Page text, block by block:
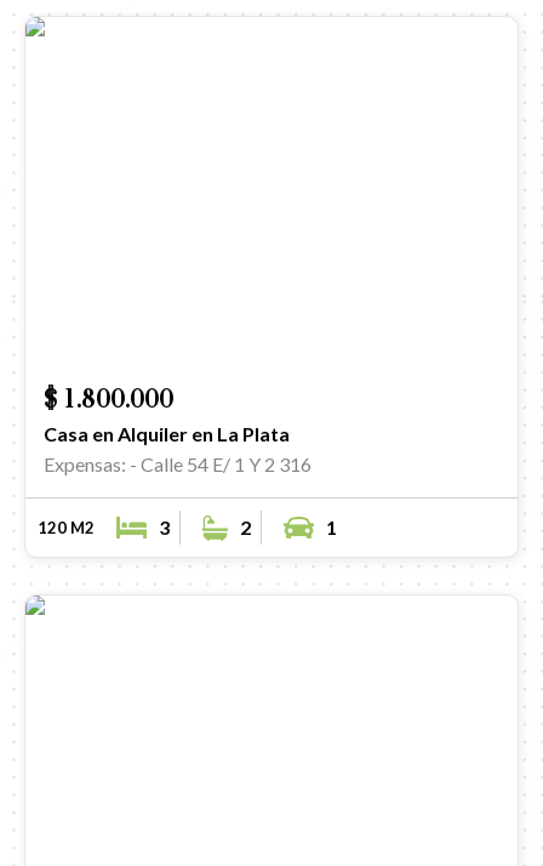
$ 1.800.000
Casa en Alquiler en La Plata
Expensas: - Calle 54 E/ 1 Y 2 316
120 M2 3 2 1